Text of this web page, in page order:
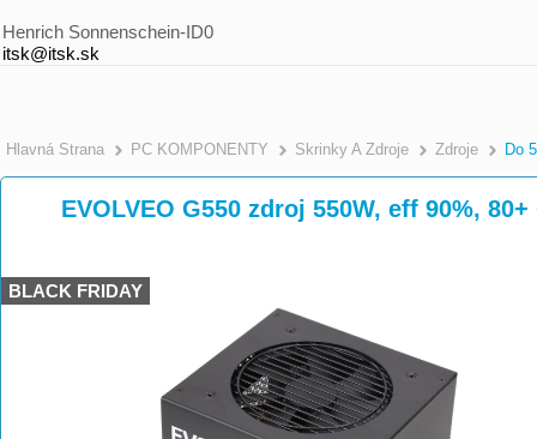
Henrich Sonnenschein-ID0
itsk@itsk.sk
Hlavná Strana >
PC KOMPONENTY >
Skrinky A Zdroje Zdroje Do
EVOLVEO G550 zdroj 550W, eff 90%,
BLACK FRIDAY